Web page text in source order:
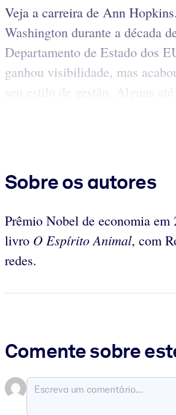
Veja a carreira de Ann
Washington durante a década
Departamento de Estado dos
ganhou visibilidade, mas
seu estilo de gestão. Alguns
Sobre os autores
Prêmio Nobel de economia em
livro O Espírito Animal, com
redes.
Comente sobre